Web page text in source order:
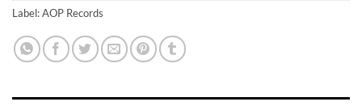
Label: AOP Records